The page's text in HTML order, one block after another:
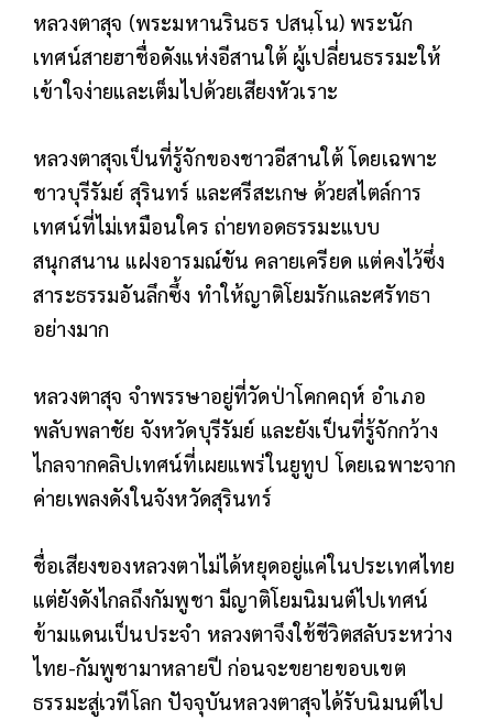
หลวงตาสุจ (พระมหานรินธร ปสนฺโน) พระนัก
เทศน์สายฮาชื่อดังแห่งอีสานใต้ ผู้เปลี่ยนธรรมะให้
เข้าใจง่ายและเต็มไปด้วยเสียงหัวเราะ
หลวงตาสุจเป็นที่รู้จักของชาวอีสานใต้ โดยเฉพาะ
ชาวบุรีรัมย์ สุรินทร์ และศรีสะเกษ ด้วยสไตล์การ
เทศน์ที่ไม่เหมือนใคร ถ่ายทอดธรรมะแบบ
สนุกสนาน แฝงอารมณ์ขัน คลายเครียด แต่คงไว้ซึ่ง
สาระธรรมอันลึกซึ้ง ทำให้ญาติโยมรักและศรัทธา
อย่างมาก
หลวงตาสุจ จำพรรษาอยู่ที่วัดป่าโคกคฤห์ อำเภอ
พลับพลาชัย จังหวัดบุรีรัมย์ และยังเป็นที่รู้จักกว้าง
ไกลจากคลิปเทศน์ที่เผยแพร่ในยูทูป โดยเฉพาะจาก
ค่ายเพลงดังในจังหวัดสุรินทร์
ชื่อเสียงของหลวงตาไม่ได้หยุดอยู่แค่ในประเทศไทย
แต่ยังดังไกลถึงกัมพูชา มีญาติโยมนิมนต์ไปเทศน์
ข้ามแดนเป็นประจำ หลวงตาจึงใช้ชีวิตสลับระหว่าง
ไทย-กัมพูชามาหลายปี ก่อนจะขยายขอบเขต
ธรรมะสู่เวทีโลก ปัจจุบันหลวงตาสุจได้รับนิมนต์ไป